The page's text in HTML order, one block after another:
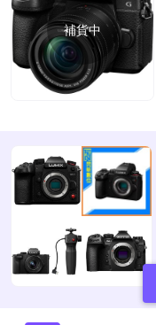
補貨中